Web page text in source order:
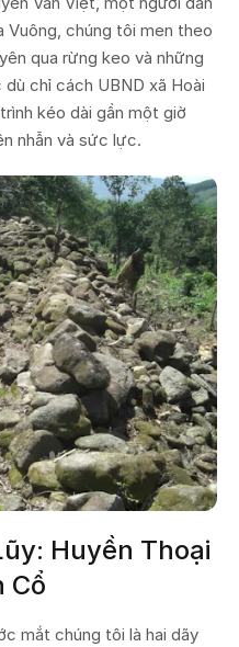
Vuông, chúng tôi men theo
qua rừng keo và những
chỉ cách UBND xã Hoài
kéo dài gần một giờ
nhẫn và sức lực.
Huyền Thoại
Cổ
mắt chúng tôi là hai dãy